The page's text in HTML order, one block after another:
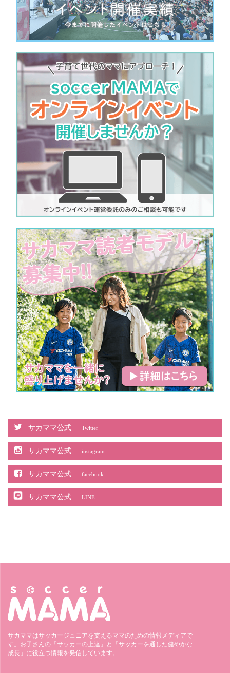
サカママ公式 Twitter
サカママ公式 instagram
サカママ公式 facebook
サカママ公式 LINE
サカママはサッカージュニアを支えるママのための情報メディアで
す。お子さんの「サッカーの上達」と「サッカーを通した健やかな
成長」に役立つ情報を発信しています。